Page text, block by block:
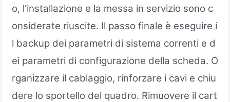
o, l'installazione e la messa in servizio sono c
onsiderate riuscite. Il passo finale è eseguire i
l backup dei parametri di sistema correnti e d
ei parametri di configurazione della scheda. O
rganizzare il cablaggio, rinforzare i cavi e chiu
dere lo sportello del quadro. Rimuovere il cart